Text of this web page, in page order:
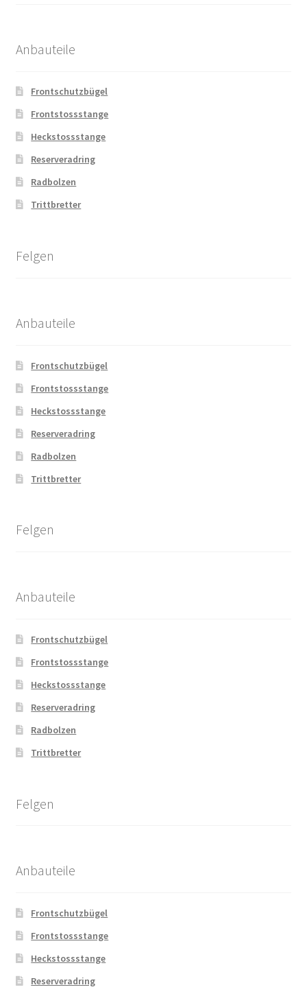
Anbauteile
Frontschutzbügel
Frontstossstange
Heckstossstange
Reserveradring
Radbolzen
Trittbretter
Felgen
Anbauteile
Frontschutzbügel
Frontstossstange
Heckstossstange
Reserveradring
Radbolzen
Trittbretter
Felgen
Anbauteile
Frontschutzbügel
Frontstossstange
Heckstossstange
Reserveradring
Radbolzen
Trittbretter
Felgen
Anbauteile
Frontschutzbügel
Frontstossstange
Heckstossstange
Reserveradring